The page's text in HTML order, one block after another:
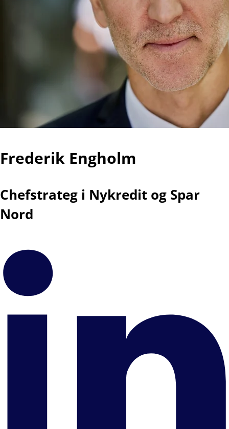
Frederik Engholm
Chefstrateg i Nykredit og Spar
Nord